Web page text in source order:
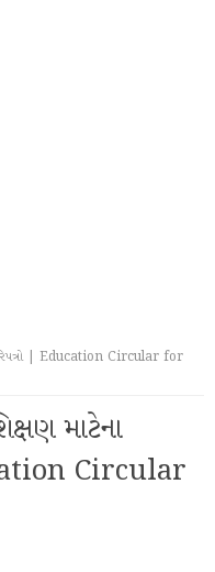
| Education Circular for
માટેના
Circular